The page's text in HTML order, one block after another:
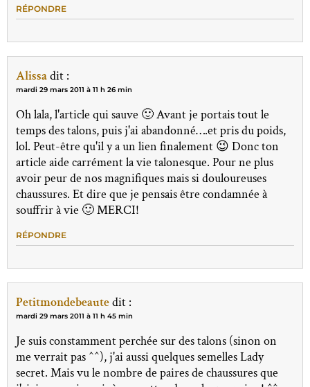
RÉPONDRE
Alissadit :
mardi 29 mars 2011 à 11 h 26 min
Oh lala, l'article qui sauve 🙂 Avant je portais tout le
temps des talons, puis j'ai abandonné….et pris du poids,
lol. Peut-être qu'il y a un lien finalement 😉 Donc ton
article aide carrément la vie talonesque. Pour ne plus
avoir peur de nos magnifiques mais si douloureuses
chaussures. Et dire que je pensais être condamnée à
souffrir à vie 🙂 MERCI!
RÉPONDRE
Petitmondebeautedit :
mardi 29 mars 2011 à 11 h 45 min
Je suis constamment perchée sur des talons (sinon on
me verrait pas ^^), j'ai aussi quelques semelles Lady
secret. Mais vu le nombre de paires de chaussures que